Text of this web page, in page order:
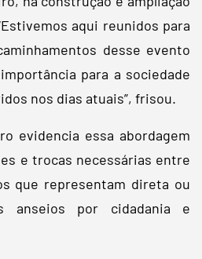
aqui reunidos para
desse evento
para a sociedade
nos dias atuais”, frisou.
evidencia essa abordagem
e trocas necessárias entre
que representam direta ou
anseios por cidadania e